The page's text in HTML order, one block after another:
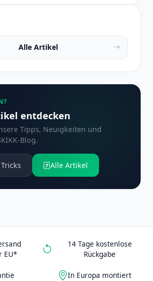
Alle Artikel
entdecken
Tipps, Neuigkeiten und
Blog.
Alle Artikel
EU*
14 Tage kostenlose
Rückgabe
In Europa montiert